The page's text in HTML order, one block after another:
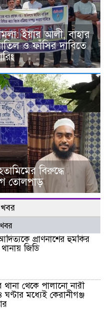
ইয়ার আলী, বাহার
ও ফাঁসির দাবিতে
বিরুদ্ধে
তোলপাড়
খবর
প্রাণনাশের হুমকির
জিডি
থানা থেকে পালানো নারী
মধ্যেই কেরানীগঞ্জ